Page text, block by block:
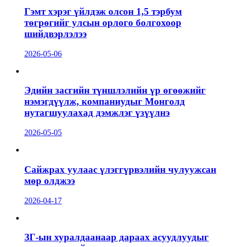
Гэмт хэрэг үйлдэж олсон 1,5 тэрбум
төгрөгийг улсын орлого болгохоор
шийдвэрлэлээ
2026-05-06
Эдийн засгийн түншлэлийн үр өгөөжийг
нэмэгдүүлж, компаниудыг Монголд
нутагшуулахад дэмжлэг үзүүлнэ
2026-05-05
Сайжрах уулаас үлэггүрвэлийн чулуужсан
мөр олджээ
2026-04-17
ЗГ-ын хуралдаанаар дараах асуудлуудыг